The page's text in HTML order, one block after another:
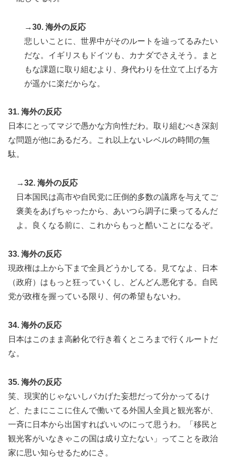
→30. 海外の反応
悲しいことに、世界中がそのルートを辿ってるみたい
だな。イギリスもドイツも、カナダでさえそう。まと
もな課題に取り組むより、身代わりを仕立て上げる方
が遥かに楽だからな。
31. 海外の反応
日本にとってマジで愚かな方向性だわ。取り組むべき深刻
な問題が他にあるだろ。これ以上ないレベルの時間の無
駄。
→32. 海外の反応
日本国民は高市や自民党に圧倒的多数の議席を与えてご
褒美をあげちゃったから、あいつら調子に乗ってるんだ
よ。良くなる前に、これからもっと酷いことになるぞ。
33. 海外の反応
現政権は上から下まで全員どうかしてる。見てなよ、日本
（政府）はもっと狂っていくし、どんどん悪化する。自民
党が政権を握っている限り、何の希望もないわ。
34. 海外の反応
日本はこのまま高齢化で行き着くところまで行くルートだ
な。
35. 海外の反応
笑、現実的じゃないしバカげた妄想だって分かってるけ
ど、たまにここに住んで働いてる外国人全員と観光客が、
一斉に日本から出国すればいいのにって思うわ。「移民と
観光客がいなきゃこの国は成り立たない」ってことを政治
家に思い知らせるためにさ。